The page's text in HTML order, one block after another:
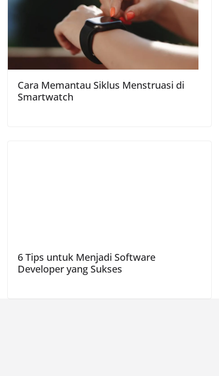
Cara Memantau Siklus Menstruasi di
Smartwatch
6 Tips untuk Menjadi Software
Developer yang Sukses